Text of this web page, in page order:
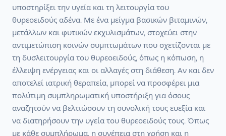
υποστηρίξει την υγεία και τη λειτουργία του
θυρεοειδούς αδένα. Με ένα μείγμα βασικών βιταμινών,
μετάλλων και φυτικών εκχυλισμάτων, στοχεύει στην
αντιμετώπιση κοινών συμπτωμάτων που σχετίζονται με
τη δυσλειτουργία του θυρεοειδούς, όπως η κόπωση, η
έλλειψη ενέργειας και οι αλλαγές στη διάθεση. Αν και δεν
αποτελεί ιατρική θεραπεία, μπορεί να προσφέρει μια
πολύτιμη συμπληρωματική υποστήριξη για όσους
αναζητούν να βελτιώσουν τη συνολική τους ευεξία και
να διατηρήσουν την υγεία του θυρεοειδούς τους. Όπως
με κάθε συμπλήρωμα, η συνέπεια στη χρήση και η